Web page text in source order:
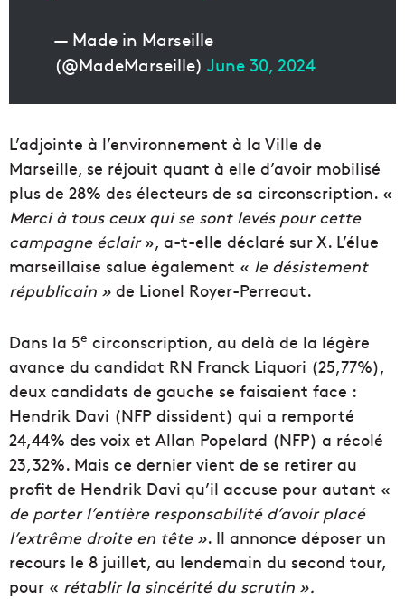
— Made in Marseille
(@MadeMarseille) June 30, 2024
L’adjointe à l’environnement à la Ville de
Marseille, se réjouit quant à elle d’avoir mobilisé
plus de 28% des électeurs de sa circonscription. «
Merci à tous ceux qui se sont levés pour cette
campagne éclair», a-t-elle déclaré sur X. L’élue
marseillaise salue également « le désistement
républicain » de Lionel Royer-Perreaut.
Dans la 5e circonscription, au delà de la légère
avance du candidat RN Franck Liquori (25,77%),
deux candidats de gauche se faisaient face :
Hendrik Davi (NFP dissident) qui a remporté
24,44% des voix et Allan Popelard (NFP) a récolé
23,32%. Mais ce dernier vient de se retirer au
profit de Hendrik Davi qu’il accuse pour autant «
de porter l’entière responsabilité d’avoir placé
l’extrême droite en tête ». Il annonce déposer un
recours le 8 juillet, au lendemain du second tour,
pour « rétablir la sincérité du scrutin ».